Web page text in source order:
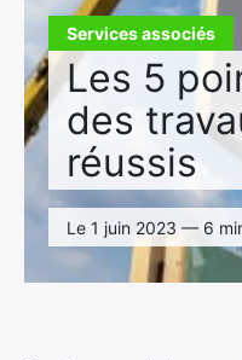
Services associés
Les 5
des
réussis
Le 1 juin 2023 — 6